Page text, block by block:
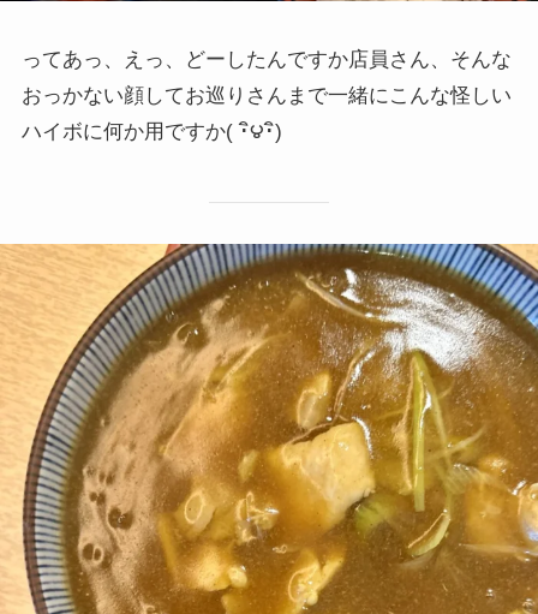
ってあっ、えっ、どーしたんですか店員さん、そんな
おっかない顔してお巡りさんまで一緒にこんな怪しい
ハイボに何か用ですか( ･ิ౪･ิ)